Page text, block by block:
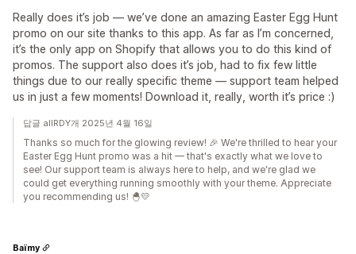
Really does it’s job — we’ve done an amazing Easter Egg Hunt
promo on our site thanks to this app. As far as I’m concerned,
it’s the only app on Shopify that allows you to do this kind of
promos. The support also does it’s job, had to fix few little
things due to our really specific theme — support team helped
us in just a few moments! Download it, really, worth it’s price :)
답글 allRDY개 2025년 4월 16일
Thanks so much for the glowing review! 🎉 We're thrilled to hear your
Easter Egg Hunt promo was a hit — that's exactly what we love to
see! Our support team is always here to help, and we're glad we
could get everything running smoothly with your theme. Appreciate
you recommending us! 🐣💛
Baïmy